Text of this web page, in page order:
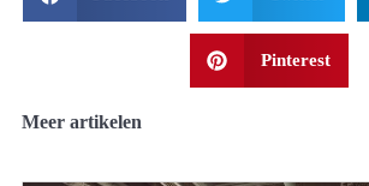
Pinterest
Meer artikelen